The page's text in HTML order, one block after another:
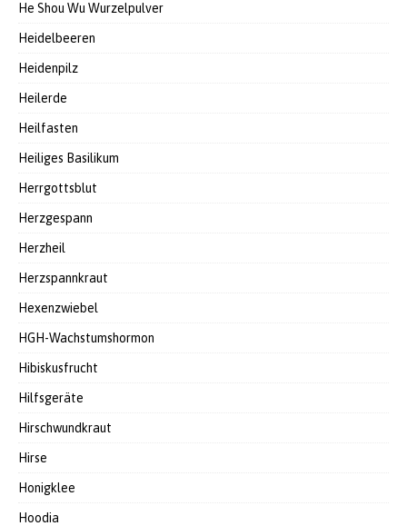
He Shou Wu Wurzelpulver
Heidelbeeren
Heidenpilz
Heilerde
Heilfasten
Heiliges Basilikum
Herrgottsblut
Herzgespann
Herzheil
Herzspannkraut
Hexenzwiebel
HGH-Wachstumshormon
Hibiskusfrucht
Hilfsgeräte
Hirschwundkraut
Hirse
Honigklee
Hoodia